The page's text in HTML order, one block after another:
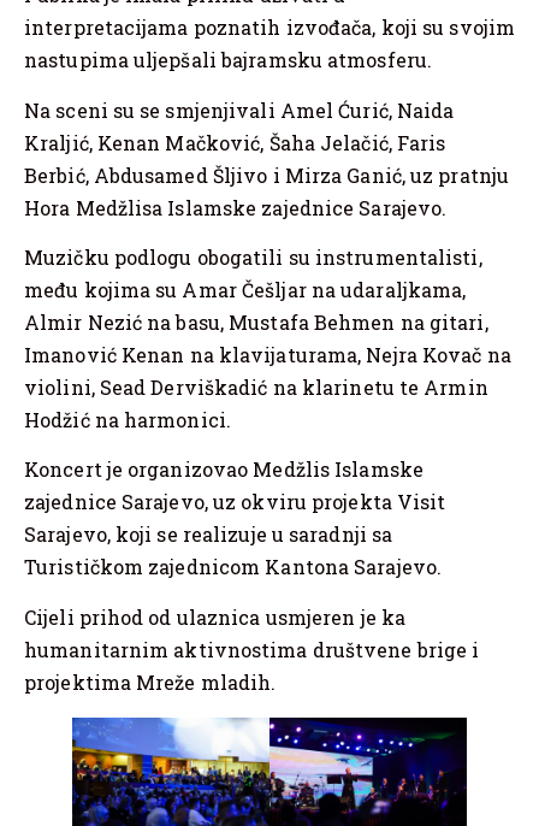
interpretacijama poznatih izvođača, koji su svojim
nastupima uljepšali bajramsku atmosferu.
Na sceni su se smjenjivali Amel Ćurić, Naida
Kraljić, Kenan Mačković, Šaha Jelačić, Faris
Berbić, Abdusamed Šljivo i Mirza Ganić, uz pratnju
Hora Medžlisa Islamske zajednice Sarajevo.
Muzičku podlogu obogatili su instrumentalisti,
među kojima su Amar Češljar na udaraljkama,
Almir Nezić na basu, Mustafa Behmen na gitari,
Imanović Kenan na klavijaturama, Nejra Kovač na
violini, Sead Derviškadić na klarinetu te Armin
Hodžić na harmonici.
Koncert je organizovao Medžlis Islamske
zajednice Sarajevo, uz okviru projekta Visit
Sarajevo, koji se realizuje u saradnji sa
Turističkom zajednicom Kantona Sarajevo.
Cijeli prihod od ulaznica usmjeren je ka
humanitarnim aktivnostima društvene brige i
projektima Mreže mladih.